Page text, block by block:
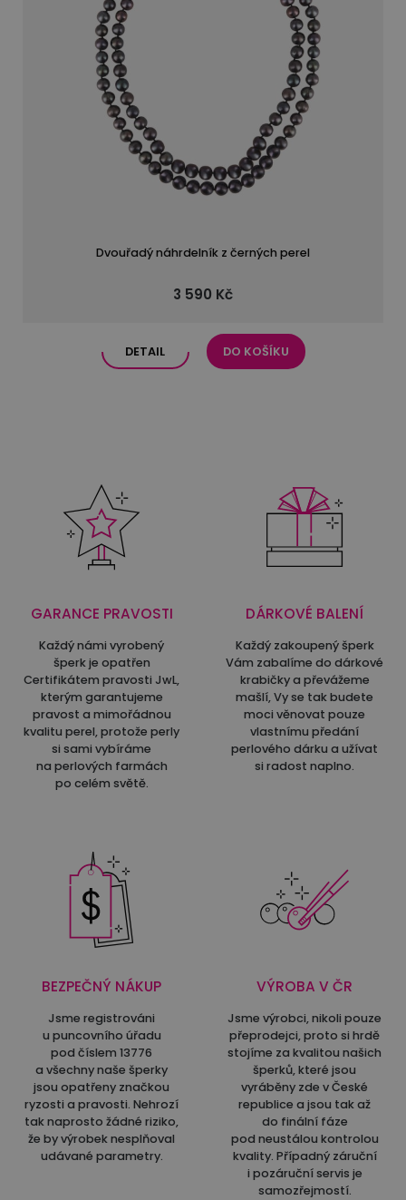
Dvouřadý náhrdelník z černých perel
3 590 Kč
DETAIL DO KOŠÍKU
GARANCE PRAVOSTI
Každý námi vyrobený
šperk je opatřen
Certifikátem pravosti JwL,
kterým garantujeme
pravost a mimořádnou
kvalitu perel, protože perly
si sami vybíráme
na perlových farmách
po celém světě.
DÁRKOVÉ BALENÍ
Každý zakoupený šperk
Vám zabalíme do dárkové
krabičky a převážeme
mašlí, Vy se tak budete
moci věnovat pouze
vlastnímu předání
perlového dárku a užívat
si radost naplno.
BEZPEČNÝ NÁKUP
Jsme registrováni
u puncovního úřadu
pod číslem 13776
a všechny naše šperky
jsou opatřeny značkou
ryzosti a pravosti. Nehrozí
tak naprosto žádné riziko,
že by výrobek nesplňoval
udávané parametry.
VÝROBA V ČR
Jsme výrobci, nikoli pouze
přeprodejci, proto si hrdě
stojíme za kvalitou našich
šperků, které jsou
vyráběny zde v České
republice a jsou tak až
do finální fáze
pod neustálou kontrolou
kvality. Případný záruční
i pozáruční servis je
samozřejmostí.